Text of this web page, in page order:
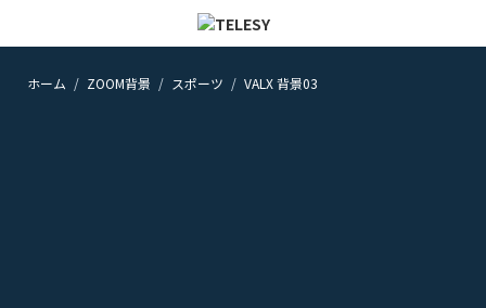
ホーム
ホーム ZOOM背景 スポーツ VALX 背景03